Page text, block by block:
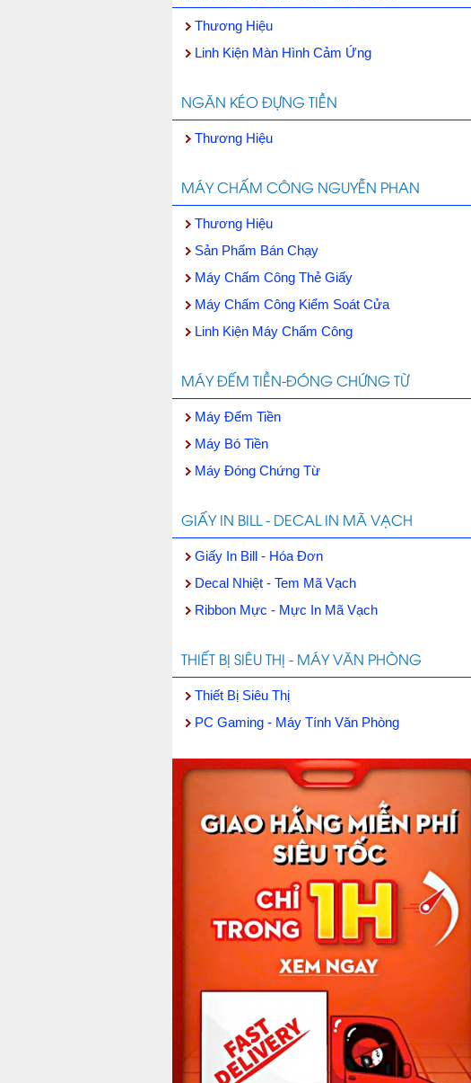
Thương Hiệu
Linh Kiện Màn Hình Cảm Ứng
NGĂN KÉO ĐỰNG TIỀN
Thương Hiệu
MÁY CHẤM CÔNG NGUYỄN PHAN
Thương Hiệu
Sản Phẩm Bán Chạy
Máy Chấm Công Thẻ Giấy
Máy Chấm Công Kiểm Soát Cửa
Linh Kiện Máy Chấm Công
MÁY ĐẾM TIỀN-ĐÓNG CHỨNG TỪ
Máy Đếm Tiền
Máy Bó Tiền
Máy Đóng Chứng Từ
GIẤY IN BILL - DECAL IN MÃ VẠCH
Giấy In Bill - Hóa Đơn
Decal Nhiệt - Tem Mã Vạch
Ribbon Mực - Mực In Mã Vạch
THIẾT BỊ SIÊU THỊ - MÁY VĂN PHÒNG
Thiết Bị Siêu Thị
PC Gaming - Máy Tính Văn Phòng